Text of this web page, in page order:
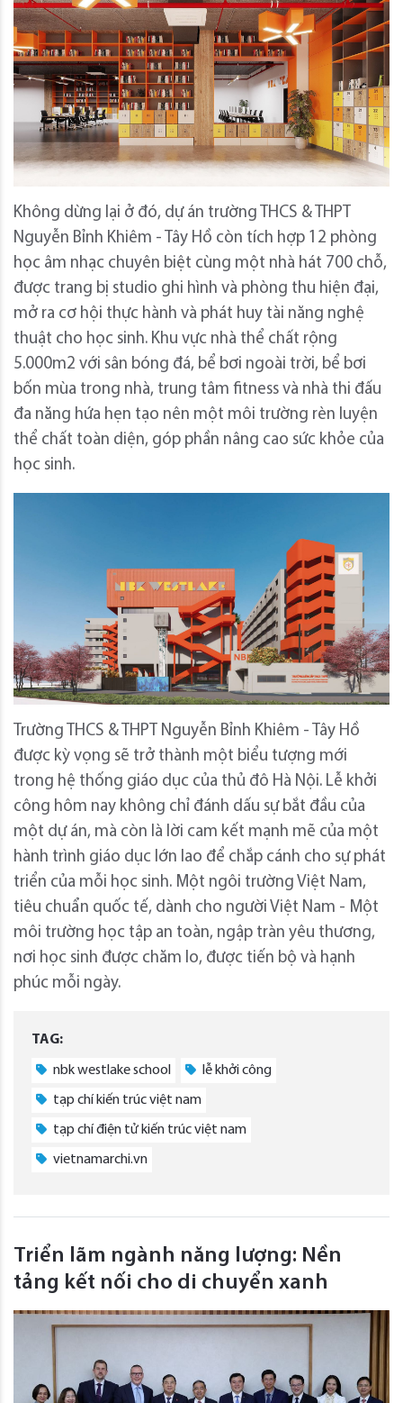
Không dừng lại ở đó, dự án trường THCS & THPT
Nguyễn Bỉnh Khiêm - Tây Hồ còn tích hợp 12 phòng
học âm nhạc chuyên biệt cùng một nhà hát 700 chỗ,
được trang bị studio ghi hình và phòng thu hiện đại,
mở ra cơ hội thực hành và phát huy tài năng nghệ
thuật cho học sinh. Khu vực nhà thể chất rộng
5.000m2 với sân bóng đá, bể bơi ngoài trời, bể bơi
bốn mùa trong nhà, trung tâm fitness và nhà thi đấu
đa năng hứa hẹn tạo nên một môi trường rèn luyện
thể chất toàn diện, góp phần nâng cao sức khỏe của
học sinh.
Trường THCS & THPT Nguyễn Bỉnh Khiêm - Tây Hồ
được kỳ vọng sẽ trở thành một biểu tượng mới
trong hệ thống giáo dục của thủ đô Hà Nội. Lễ khởi
công hôm nay không chỉ đánh dấu sự bắt đầu của
một dự án, mà còn là lời cam kết mạnh mẽ của một
hành trình giáo dục lớn lao để chắp cánh cho sự phát
triển của mỗi học sinh. Một ngôi trường Việt Nam,
tiêu chuẩn quốc tế, dành cho người Việt Nam - Một
môi trường học tập an toàn, ngập tràn yêu thương,
nơi học sinh được chăm lo, được tiến bộ và hạnh
phúc mỗi ngày.
TAG:
nbk westlake school lễ khởi công
tạp chí kiến trúc việt nam
tạp chí điện tử kiến trúc việt nam
vietnamarchi.vn
Triển lãm ngành năng lượng: Nền
tảng kết nối cho di chuyển xanh